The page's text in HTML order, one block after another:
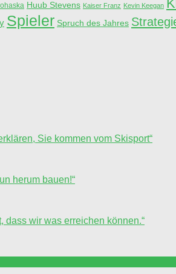
Huub Stevens Kaiser Franz Kevin Keegan
Spieler Spruch des Jahres
Sie kommen vom Skisport“
herum bauen!“
dass wir was erreichen können.“